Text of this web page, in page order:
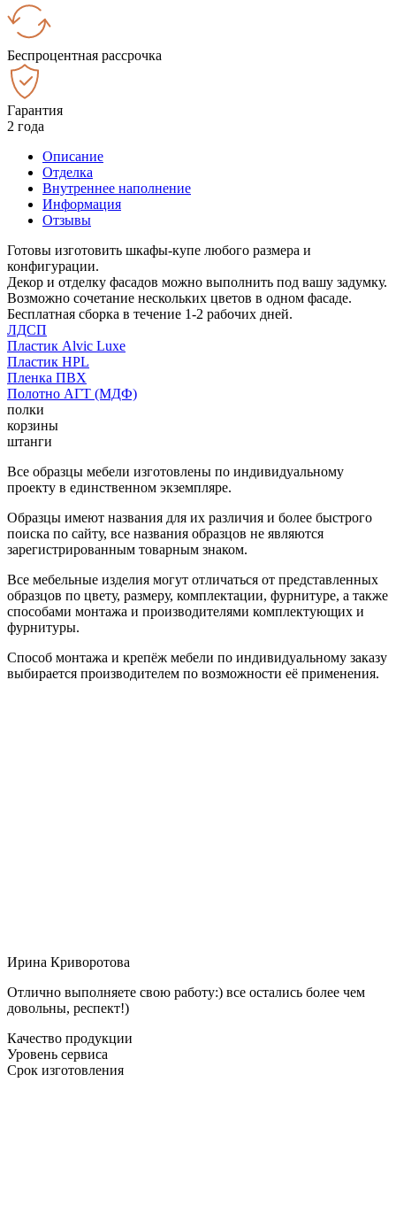
Беспроцентная рассрочка
Гарантия
2 года
Описание
Отделка
Внутреннее наполнение
Информация
Отзывы
Готовы изготовить шкафы-купе любого размера и
конфигурации.
Декор и отделку фасадов можно выполнить под вашу задумку.
Возможно сочетание нескольких цветов в одном фасаде.
Бесплатная сборка в течение 1-2 рабочих дней.
ЛДСП
Пластик Alvic Luxe
Пластик HPL
Пленка ПВХ
Полотно АГТ (МДФ)
полки
корзины
штанги
Все образцы мебели изготовлены по индивидуальному
проекту в единственном экземпляре.
Образцы имеют названия для их различия и более быстрого
поиска по сайту, все названия образцов не являются
зарегистрированным товарным знаком.
Все мебельные изделия могут отличаться от представленных
образцов по цвету, размеру, комплектации, фурнитуре, а также
способами монтажа и производителями комплектующих и
фурнитуры.
Способ монтажа и крепёж мебели по индивидуальному заказу
выбирается производителем по возможности её применения.
Ирина Криворотова
Отлично выполняете свою работу:) все остались более чем
довольны, респект!)
Качество продукции
Уровень сервиса
Срок изготовления